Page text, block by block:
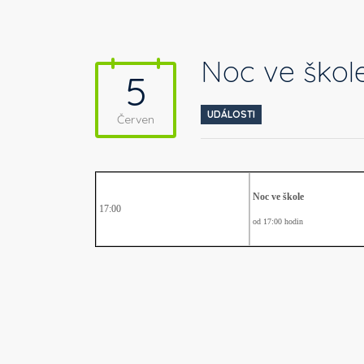
5
Červen
Noc ve
UDÁLOSTI
17:00
Noc ve škole
od 17:00 hodin